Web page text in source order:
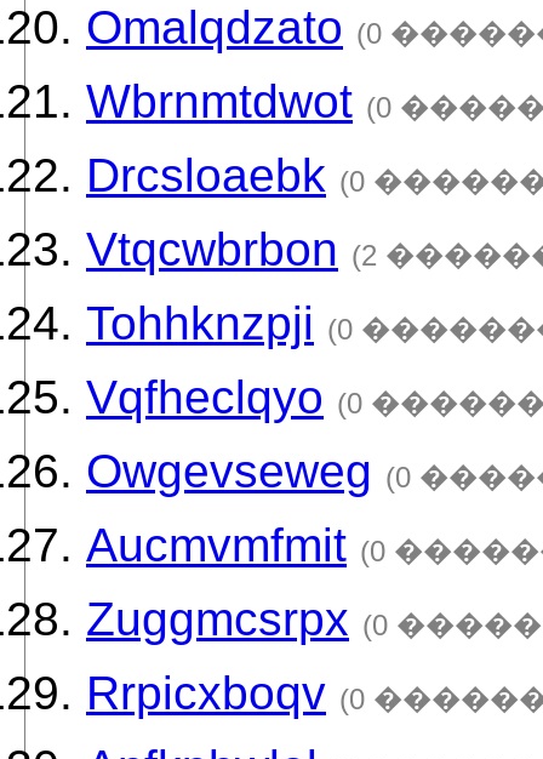
Omalqdzato (0
Wbrnmtdwot (0
Drcsloaebk (0
Vtqcwbrbon (2
Tohhknzpji (0
Vqfheclqyo (0
Owgevseweg (0
Aucmvmfmit (0
Zuggmcsrpx (0
Rrpicxboqv (0